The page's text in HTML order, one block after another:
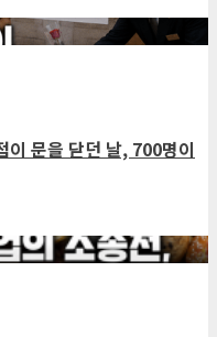
문을 닫던 날, 700명이